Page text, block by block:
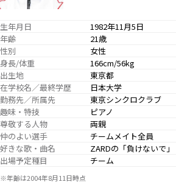
生年月日
1982年11月5日
年齢
21歳
性別
女性
身長/体重
166cm/56kg
出生地
東京都
在学校名／最終学歴
日本大学
勤務先／所属先
東京シンクロクラブ
趣味・特技
ピアノ
尊敬する人物
両親
仲のよい選手
チームメイト全員
好きな歌・曲名
ZARDの「負けないで」
出場予定種目
チーム
※年齢は2004年8月11日時点